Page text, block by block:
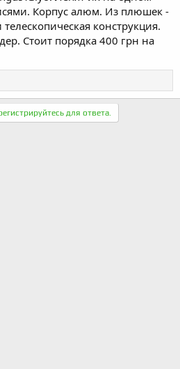
Корпус алюм. Из плюшек -
конструкция.
Стоит порядка 400 грн на
для ответа.